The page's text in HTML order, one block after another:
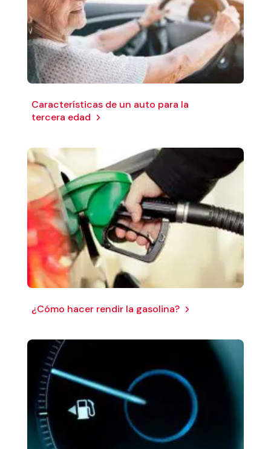
Características de un auto para la
tercera edad
¿Cómo hacer rendir la gasolina?